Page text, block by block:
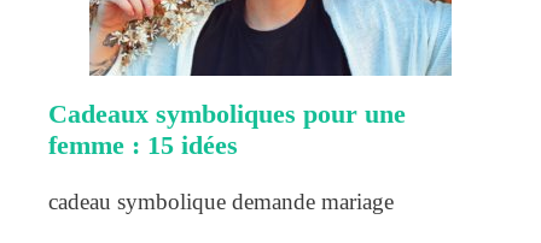
Cadeaux symboliques pour une
femme : 15 idées
cadeau symbolique demande mariage